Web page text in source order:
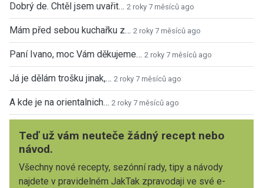
Dobrý de. Chtěl jsem uvařit… 2 roky 7 měsíců ago
Mám před sebou kuchařku z… 2 roky 7 měsíců ago
Paní Ivano, moc Vám děkujeme… 2 roky 7 měsíců ago
Já je dělám trošku jinak,… 2 roky 7 měsíců ago
A kde je na orientalnich… 2 roky 7 měsíců ago
Teď už vám neuteče žádný recept nebo
návod.
Všechny nové recepty, sezónní rady, tipy a návody
najdete v pravidelném JakTak zpravodaji ve své e-